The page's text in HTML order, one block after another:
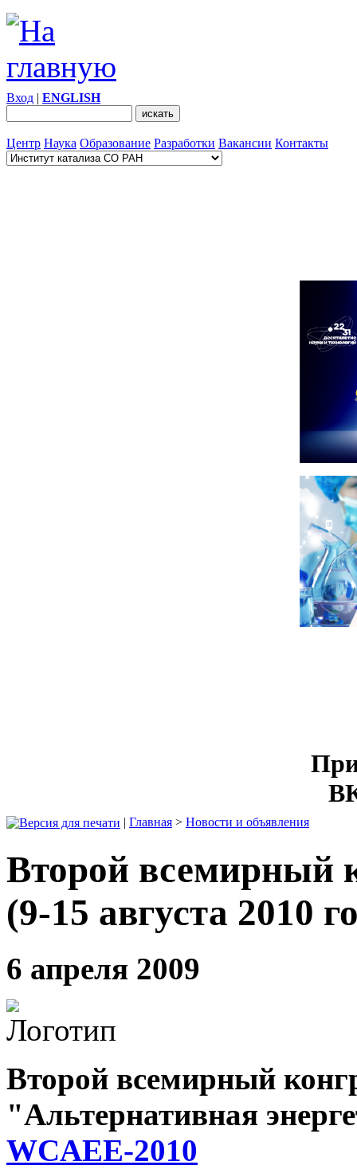
Вход | ENGLISH
Центр Наука Образование Разработки Вакансии Контакты
| Главная > Новости и объявления
Второй всемирный
(9-15 августа 2010
6 апреля 2009
Второй всемирный
"Альтернативная
WCAEE-2010